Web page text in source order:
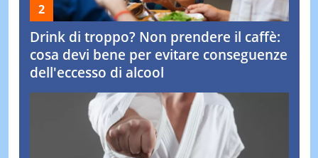
Drink di troppo? Non prendere il caffè:
cosa devi bene per evitare conseguenze
dell'eccesso di alcool